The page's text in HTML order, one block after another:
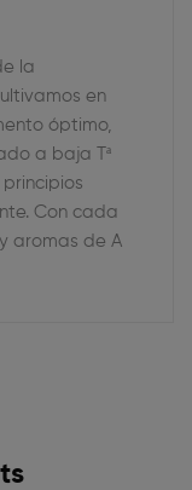
la
en
óptimo,
a baja Tª
Con cada
aromas de A